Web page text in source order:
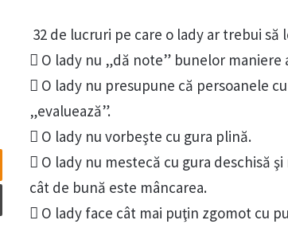
32 de lucruri pe care o lady ar trebui să
 O lady nu „dă note” bunelor maniere
 O lady nu presupune că persoanele
„evaluează”.
 O lady nu vorbeşte cu gura plină.
 O lady nu mestecă cu gura deschisă
cât de bună este mâncarea.
 O lady face cât mai puţin zgomot cu
Odnoklassniki
Tipărește